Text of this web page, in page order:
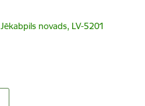
novads, LV-5201